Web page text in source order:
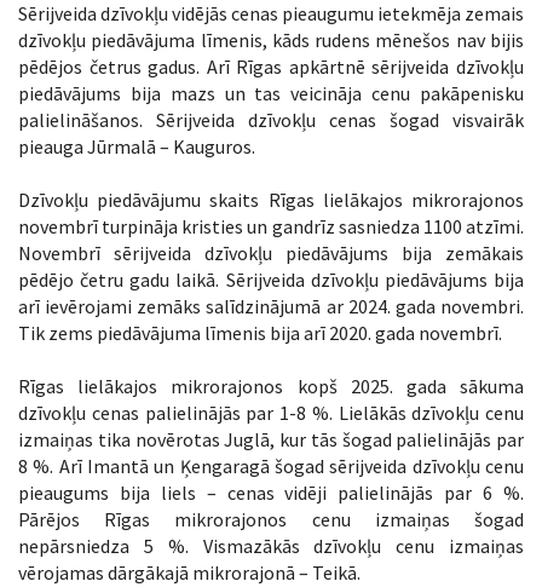
Sērijveida dzīvokļu vidējās cenas pieaugumu ietekmēja zemais
dzīvokļu piedāvājuma līmenis, kāds rudens mēnešos nav bijis
pēdējos četrus gadus. Arī Rīgas apkārtnē sērijveida dzīvokļu
piedāvājums bija mazs un tas veicināja cenu pakāpenisku
palielināšanos. Sērijveida dzīvokļu cenas šogad visvairāk
pieauga Jūrmalā – Kauguros.
Dzīvokļu piedāvājumu skaits Rīgas lielākajos mikrorajonos
novembrī turpināja kristies un gandrīz sasniedza 1100 atzīmi.
Novembrī sērijveida dzīvokļu piedāvājums bija zemākais
pēdējo četru gadu laikā. Sērijveida dzīvokļu piedāvājums bija
arī ievērojami zemāks salīdzinājumā ar 2024. gada novembri.
Tik zems piedāvājuma līmenis bija arī 2020. gada novembrī.
Rīgas lielākajos mikrorajonos kopš 2025. gada sākuma
dzīvokļu cenas palielinājās par 1-8 %. Lielākās dzīvokļu cenu
izmaiņas tika novērotas Juglā, kur tās šogad palielinājās par
8 %. Arī Imantā un Ķengaragā šogad sērijveida dzīvokļu cenu
pieaugums bija liels – cenas vidēji palielinājās par 6 %.
Pārējos Rīgas mikrorajonos cenu izmaiņas šogad
nepārsniedza 5 %. Vismazākās dzīvokļu cenu izmaiņas
vērojamas dārgākajā mikrorajonā – Teikā.